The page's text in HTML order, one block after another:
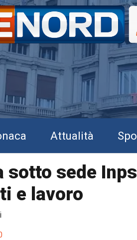
Attualità
sotto sede
e lavoro